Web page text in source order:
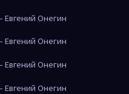
Онегин
Онегин
Онегин
Онегин